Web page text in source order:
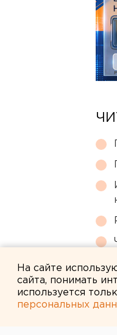
На сайте
сайта, понимать
используется
персональных